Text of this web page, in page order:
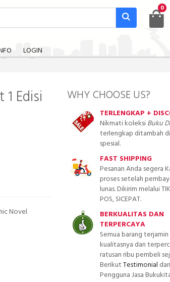
0
LOGIN
Edisi
Novel
WHY CHOOSE US?
TERLENGKAP +
Nikmati koleksiBuku
terlengkap ditambah
spesial.
FAST SHIPPING
Pesanan Anda segera
proses setelah
lunas. Dikirim melalui
POS, SICEPAT.
BERKUALITAS DAN
TERPERCAYA
Semua barang terjamin
kualitasnya dan
ratusan ribu pembeli
BerikutTestimonial dari
Pengguna Jasa